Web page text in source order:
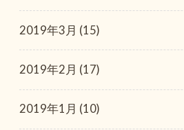
2019年3月 (15)
2019年2月 (17)
2019年1月 (10)